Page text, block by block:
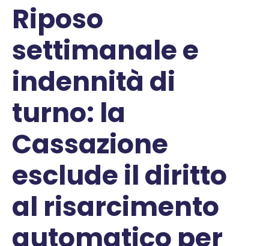
Riposo
settimanale e
indennità di
turno: la
Cassazione
esclude il diritto
al risarcimento
automatico per